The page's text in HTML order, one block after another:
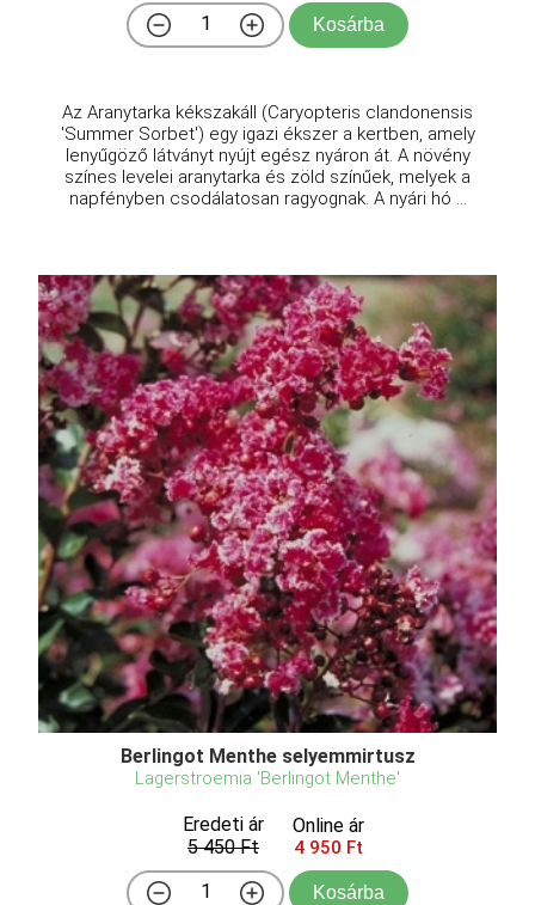
Kosárba
Az Aranytarka kékszakáll (Caryopteris clandonensis
'Summer Sorbet') egy igazi ékszer a kertben, amely
lenyűgöző látványt nyújt egész nyáron át. A növény
színes levelei aranytarka és zöld színűek, melyek a
napfényben csodálatosan ragyognak. A nyári hó ...
Berlingot Menthe selyemmirtusz
Lagerstroemia 'Berlingot Menthe'
Eredeti ár
5 450 Ft
Online ár
4 950 Ft
Kosárba